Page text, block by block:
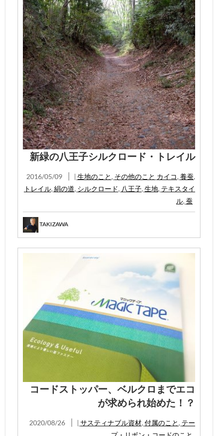
新緑の八王子シルクロード・トレイル
2016/05/09 | 生地のこと , その他のこと カイコ, 養蚕,
トレイル, 絹の道, シルクロード, 八王子, 生地, テキスタイ
ル, 蚕
TAKIZAWA
コードストッパー、ベルクロまでエコ
が求められ始めた！？
2020/08/26 | サスティナブル資材, 付属のこと , テー